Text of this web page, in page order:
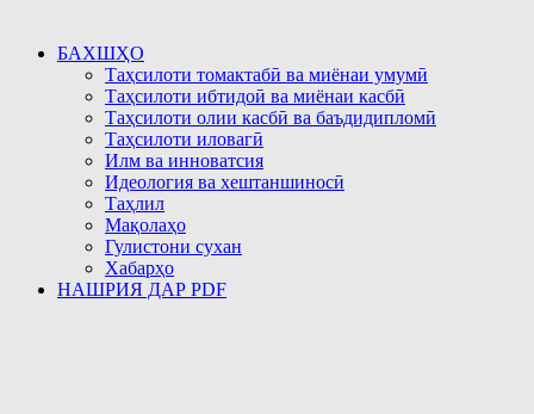
БАХШҲО
Таҳсилоти томактабӣ ва миёнаи умумӣ
Таҳсилоти ибтидоӣ ва миёнаи касбӣ
Таҳсилоти олии касбӣ ва баъдидипломӣ
Таҳсилоти иловагӣ
Илм ва инноватсия
Идеология ва хештаншиносӣ
Таҳлил
Мақолаҳо
Гулистони сухан
Хабарҳо
НАШРИЯ ДАР PDF